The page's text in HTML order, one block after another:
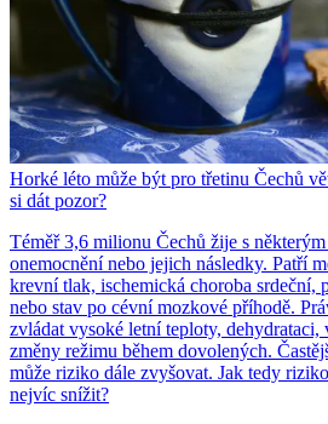
Horké léto může být pro třetinu Čechů
si dát pozor?
Téměř 3,6 milionu Čechů žije s
onemocnění nebo jejich následky. Patří
krevní tlak, ischemická choroba srdeční,
nebo stav po cévní mozkové příhodě.
zvládat vysoké letní teploty, dehydrataci,
změny režimu během dovolených.
může riziko dále zvyšovat. Jak tedy
nejvíc snížit?